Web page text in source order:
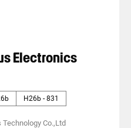
Electronics
H26b - 831
Co.,Ltd